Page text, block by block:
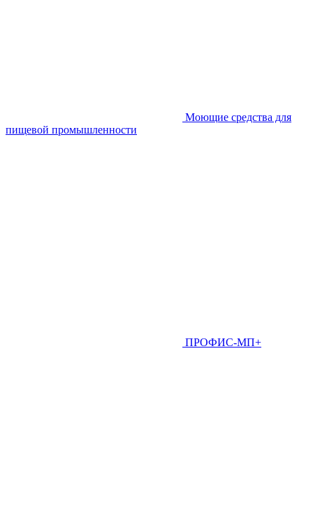
Моющие средства для
пищевой промышленности
ПРОФИС-МП+